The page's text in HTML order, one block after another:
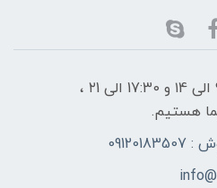
شنبه تا چهارشنبه از ساعت 9 الی ۱4 و 17:30 الی ۲1 ،